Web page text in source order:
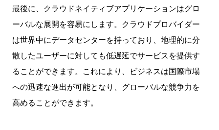
最後に、クラウドネイティブアプリケーションはグロ
ーバルな展開を容易にします。クラウドプロバイダー
は世界中にデータセンターを持っており、地理的に分
散したユーザーに対しても低遅延でサービスを提供す
ることができます。これにより、ビジネスは国際市場
への迅速な進出が可能となり、グローバルな競争力を
高めることができます。